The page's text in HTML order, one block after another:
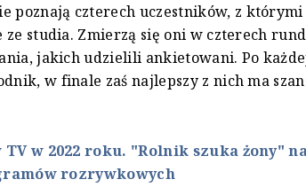
poznają czterech uczestników, z
studia. Zmierzą się oni w czterech
jakich udzielili ankietowani. Po
w finale zaś najlepszy z nich ma
w 2022 roku. "Rolnik szuka żony"
rozrywkowych